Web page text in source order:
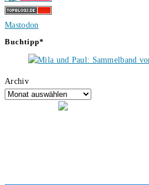
Mastodon
Buchtipp*
Archiv